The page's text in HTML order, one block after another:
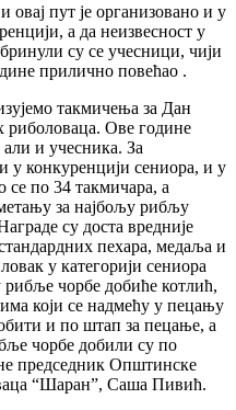
пут је организовано и у
а да неизвесност у
су се учесници, чији
прилично повећао .
такмичења за Дан
риболоваца. Ове године
и учесника. За
у конкуренцији сениора, и у
се по 34 такмичара, а
за најбољу рибљу
су доста вредније
пехара, медаља и
у категорији сениора
чорбе добиће котлић,
који се надмећу у пецању
и по штап за пецање, а
чорбе добили су по
председник Општинске
“Шаран”, Саша Пивић.